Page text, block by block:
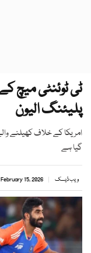
ٹی ٹوئنٹی میچ
پلیئنگ الیون
امریکا کے خلاف کھیلنے
گیا ہے
ویب ڈیسک February 15, 2026